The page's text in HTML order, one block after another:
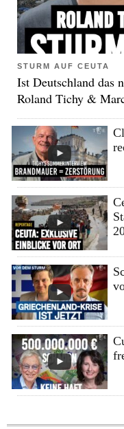
STURM AUF CEUTA
Ist Deutschland das
Roland Tichy &